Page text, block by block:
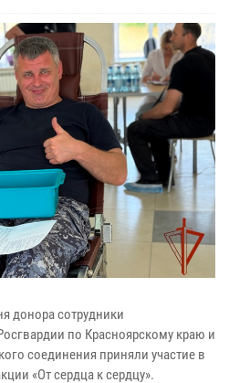
донора сотрудники
по Красноярскому краю и
соединения приняли участие в
«От сердца к сердцу».